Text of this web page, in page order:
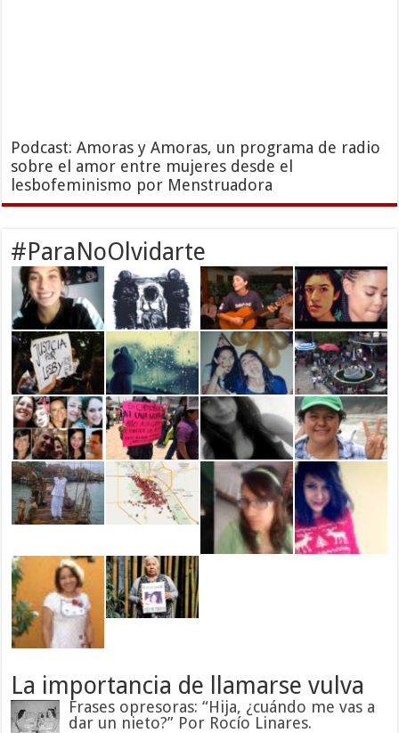
Podcast: Amoras y Amoras, un programa de radio
sobre el amor entre mujeres desde el
lesbofeminismo por Menstruadora
#ParaNoOlvidarte
La importancia de llamarse vulva
Frases opresoras: “Hija, ¿cuándo me vas a
dar un nieto?” Por Rocío Linares.